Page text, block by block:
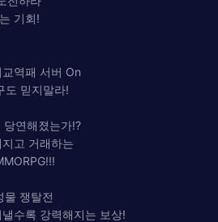
기회!
역패 서버 On
도 믿지말라!
연해졌는가!?
고 거래하는
쟁탈전
수록 강력해지는 보상!